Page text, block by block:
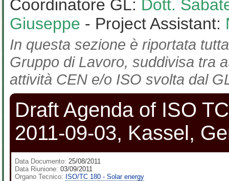
Coordinatore GL: Dott.
Giuseppe - Project Assistant:
In questa sezione è riportata
Gruppo di Lavoro, suddivisa tra
attività CEN e/o ISO svolta dal
Draft Agenda of ISO
2011-09-03, Kassel,
Data Documento: 25/08/2011
Data Riunione: 03/09/2011
Organo Tecnico: ISO/TC 180 - Solar energy